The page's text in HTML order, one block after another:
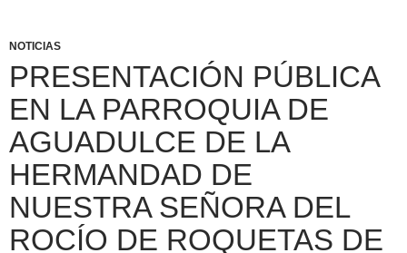
NOTICIAS
PRESENTACIÓN PÚBLICA
EN LA PARROQUIA DE
AGUADULCE DE LA
HERMANDAD DE
NUESTRA SEÑORA DEL
ROCÍO DE ROQUETAS DE